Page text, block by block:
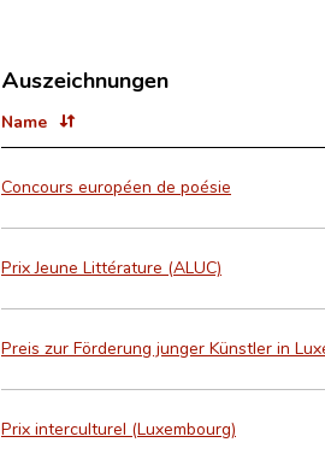
Auszeichnungen
Name
Concours européen de poésie
Prix Jeune Littérature (ALUC)
Preis zur Förderung junger Künstler in
Prix interculturel (Luxembourg)